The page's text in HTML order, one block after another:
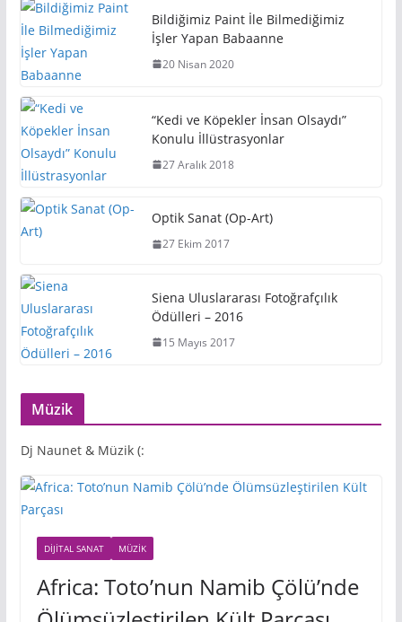
Bildiğimiz Paint İle Bilmediğimiz
İşler Yapan Babaanne
20 Nisan 2020
“Kedi ve Köpekler İnsan Olsaydı”
Konulu İllüstrasyonlar
27 Aralık 2018
Optik Sanat (Op-Art)
27 Ekim 2017
Siena Uluslararası Fotoğrafçılık
Ödülleri – 2016
15 Mayıs 2017
Müzik
Dj Naunet & Müzik (:
DIJITAL SANAT MÜZIK
Africa: Toto’nun Namib Çölü’nde